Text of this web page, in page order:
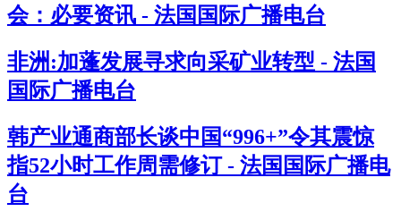
会：必要资讯 - 法国国际广播电台
非洲:加蓬发展寻求向采矿业转型 - 法国
国际广播电台
韩产业通商部长谈中国“996+”令其震惊
指52小时工作周需修订 - 法国国际广播电
台